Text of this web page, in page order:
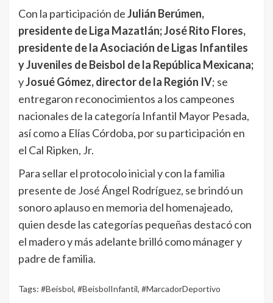
Con la participación deJulián Berúmen,
presidente de Liga Mazatlán; José Rito Flores,
presidente de la Asociación de Ligas Infantiles
y Juveniles de Beisbol de la República Mexicana;
yJosué Gómez, director de la Región IV; se
entregaron reconocimientos a los campeones
nacionales de la categoría Infantil Mayor Pesada,
así como a Elías Córdoba, por su participación en
el Cal Ripken, Jr.
Para sellar el protocolo inicial y con la familia
presente de José Ángel Rodríguez, se brindó un
sonoro aplauso en memoria del homenajeado,
quien desde las categorías pequeñas destacó con
el madero y más adelante brilló como mánager y
padre de familia.
Tags: #Beisbol, #BeisbolInfantil, #MarcadorDeportivo